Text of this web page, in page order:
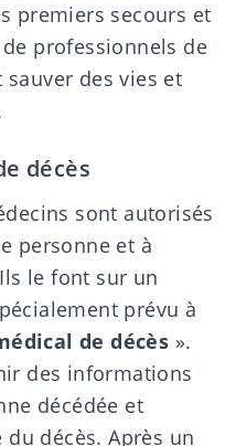
premiers secours et
professionnels de
des vies et
décès
sont autorisés
personne et à
le font sur un
prévu à
de décès ».
des informations
décédée et
décès. Après un